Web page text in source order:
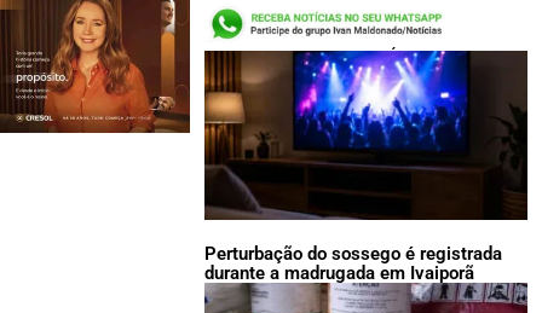
LEIA TAMBÉM:
Perturbação do sossego é registrada
durante a madrugada em Ivaiporã